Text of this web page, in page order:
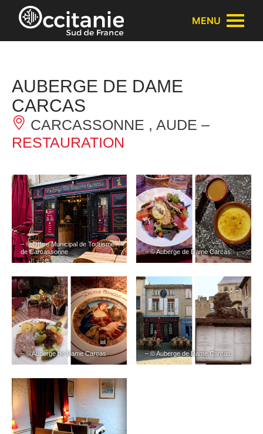
Panneau de gestion des cookies
MENU
AUBERGE DE DAME
CARCAS
CARCASSONNE , AUDE –
RESTAURATION
– © Office Municipal de Tourisme
de Carcassonne
– © Auberge de Dame Carcas
– © Auberge de Dame Carcas – © Auberge de Dame Carcas